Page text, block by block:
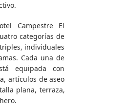
Campestre El
categorías de
individuales
Cada una de
equipada con
artículos de aseo
plana, terraza,